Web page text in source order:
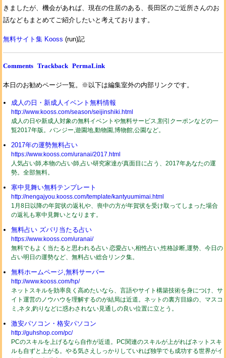
きましたが、機会があれば、現在の住居のある、長田区のご近所さんのお
話などもまとめてご紹介したいと考えております。
無料サイト集 Kooss (run)記
Comments Trackback PermaLink
本日のお勧めページ一覧。※以下は編集室外の内部リンクです。
成人の日・新成人イベント無料情報
http://www.kooss.com/season/seijinshiki.html
成人の日や新成人対象の無料イベントや無料サービス,割引クーポンなどの一
覧2017年版。バンジー,遊園地,動物園,博物館,公園など。
2017年の運勢無料占い
https://www.kooss.com/uranai/2017.html
人気占い師,本物の占い師,占い研究家達が真面目に占う、2017年あなたの運
勢。全部無料。
寒中見舞い無料テンプレート
http://nengajyou.kooss.com/template/kantyuumimai.html
1月8日以降の年賀状の返礼や、喪中の方が年賀状を受け取ってしまった場合
の返礼も寒中見舞いとなります。
無料占い ズバリ当たる占い
https://www.kooss.com/uranai/
無料でもよく当たると思われる占い 恋愛占い,相性占い,性格診断,運勢、今日の
占い明日の運勢など、無料占い総合リンク集。
無料ホームページ,無料サーバー
http://www.kooss.com/hp/
ネットスキルを効率良く高めたいなら、言語やサイト構築技術を身につけ、サ
イト運営のノウハウを理解するのが結局は近道。ネットの裏方目線の、マスコ
ミ,ネタ,釣りなどに惑わされない見通しの良い位置に立とう。
激安パソコン・格安パソコン
http://guhshop.com/pc/
PCのスキルを上げるなら自作が近道。PC関連のスキルが上がればネットスキ
ルも自ずと上がる。やる気さえしっかりしていれば独学でも成功する世界がイ